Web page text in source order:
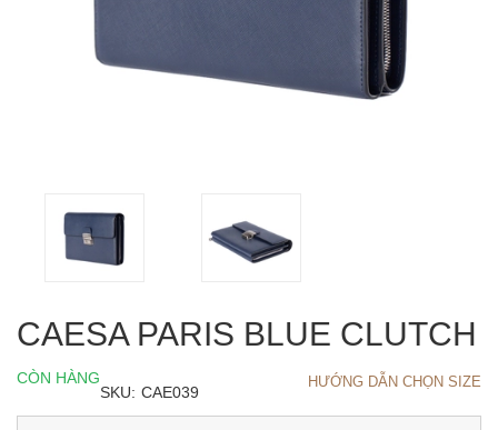
CAESA PARIS BLUE CLUTCH
CÒN HÀNG HƯỚNG DẪN CHỌN SIZE
SKU: CAE039